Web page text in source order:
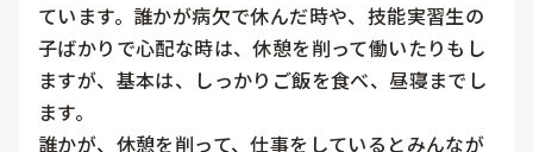
ています。誰かが病欠で休んだ時や、技能実習生の
子ばかりで心配な時は、休憩を削って働いたりもし
ますが、基本は、しっかりご飯を食べ、昼寝までし
ます。
誰かが、休憩を削って、仕事をしているとみんなが